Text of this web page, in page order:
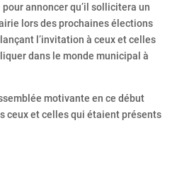
annoncer qu’il sollicitera un
lors des prochaines élections
l’invitation à ceux et celles
dans le monde municipal à
motivante en ce début
ceux et celles qui étaient présents